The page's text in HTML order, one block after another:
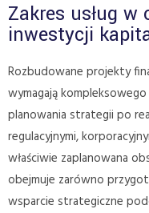
Zakres usług w
inwestycji
Rozbudowane projekty
wymagają
planowania strategii po
regulacyjnymi,
właściwie zaplanowana
obejmuje zarówno
wsparcie strategiczne